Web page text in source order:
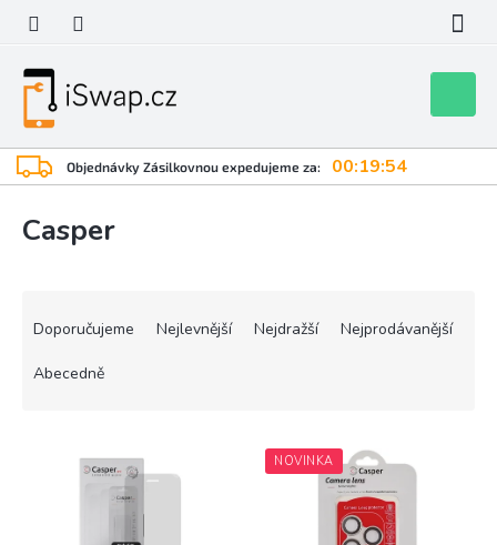
obsah
Objednávky Zásilkovnou expedujeme za: 00:19:53
košík
Casper
Doporučujeme Nejlevnější Nejdražší Nejprodávanější
Abecedně
NOVINKA